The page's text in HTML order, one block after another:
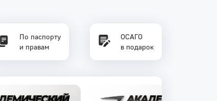
По паспорту
и правам
ОСАГО
в подарок